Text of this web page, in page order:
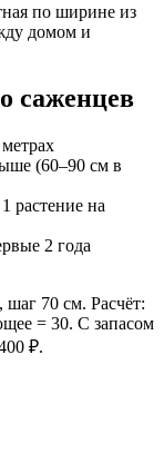
по ширине из
домом и
саженцев
(60–90 см в
растение на
2 года
шаг 70 см. Расчёт:
= 30. С запасом
₽.